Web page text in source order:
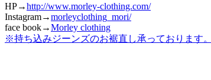
HP→http://www.morley-clothing.com/
Instagram→morleyclothing_mori/
face book→Morley clothing
※持ち込みジーンズのお裾直し承っております。